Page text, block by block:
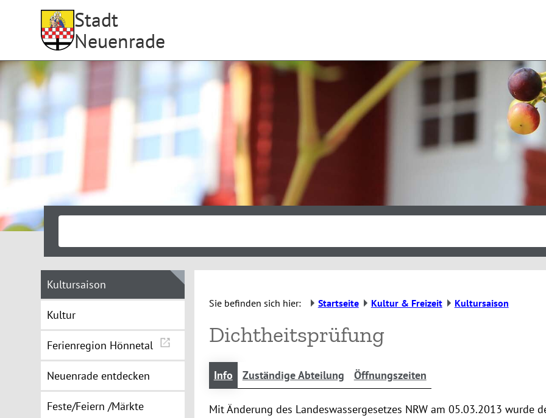
Stadt
Neuenrade
Kultursaison
Kultur
Ferienregion Hönnetal
Neuenrade entdecken
Feste/Feiern /Märkte
Sie befinden sich hier: Startseite Kultur & Freizeit Kultursaison
Dichtheitsprüfung
Info Zuständige Abteilung Öffnungszeiten
Mit Änderung des Landeswassergesetzes NRW am 05.03.2013 wurde